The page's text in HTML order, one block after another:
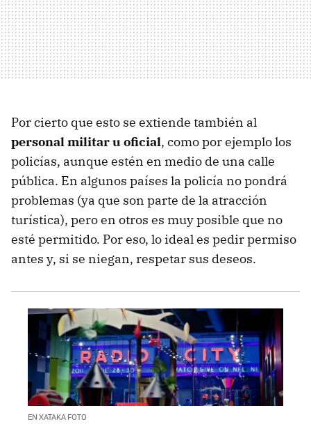
Por cierto que esto se extiende también al
personal militar u oficial, como por ejemplo los
policías, aunque estén en medio de una calle
pública. En algunos países la policía no pondrá
problemas (ya que son parte de la atracción
turística), pero en otros es muy posible que no
esté permitido. Por eso, lo ideal es pedir permiso
antes y, si se niegan, respetar sus deseos.
EN XATAKA FOTO